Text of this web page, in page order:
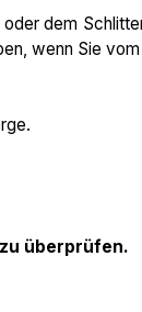
dem
wenn Sie
überprüfen.